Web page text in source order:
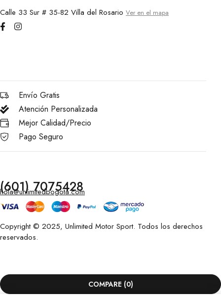
Calle 33 Sur # 35-82 Villa del Rosario Ver en el mapa
Envío Gratis
Atención Personalizada
Mejor Calidad/Precio
Pago Seguro
(601) 7075428
hola@unlimitedbogota.com
Copyright © 2025, Unlimited Motor Sport. Todos los derechos
reservados.
COMPARE (0)